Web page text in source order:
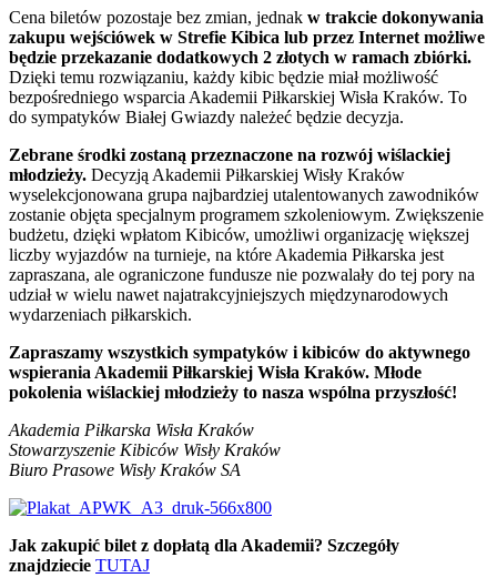
Cena biletów pozostaje bez zmian, jednak w trakcie dokonywania
zakupu wejściówek w Strefie Kibica lub przez Internet możliwe
będzie przekazanie dodatkowych 2 złotych w ramach zbiórki.
Dzięki temu rozwiązaniu, każdy kibic będzie miał możliwość
bezpośredniego wsparcia Akademii Piłkarskiej Wisła Kraków. To
do sympatyków Białej Gwiazdy należeć będzie decyzja.
Zebrane środki zostaną przeznaczone na rozwój wiślackiej
młodzieży. Decyzją Akademii Piłkarskiej Wisły Kraków
wyselekcjonowana grupa najbardziej utalentowanych zawodników
zostanie objęta specjalnym programem szkoleniowym. Zwiększenie
budżetu, dzięki wpłatom Kibiców, umożliwi organizację większej
liczby wyjazdów na turnieje, na które Akademia Piłkarska jest
zapraszana, ale ograniczone fundusze nie pozwalały do tej pory na
udział w wielu nawet najatrakcyjniejszych międzynarodowych
wydarzeniach piłkarskich.
Zapraszamy wszystkich sympatyków i kibiców do aktywnego
wspierania Akademii Piłkarskiej Wisła Kraków. Młode
pokolenia wiślackiej młodzieży to nasza wspólna przyszłość!
Akademia Piłkarska Wisła Kraków
Stowarzyszenie Kibiców Wisły Kraków
Biuro Prasowe Wisły Kraków SA
Jak zakupić bilet z dopłatą dla Akademii? Szczegóły
znajdziecie TUTAJ